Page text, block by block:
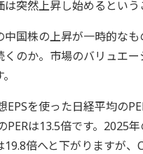
突然上昇し始めるという
中国株の上昇が一時的なも
くのか。市場のバリュエ
EPSを使った日経平均の
PERは13.5倍です。2025年
19.8倍へと下がりますが、